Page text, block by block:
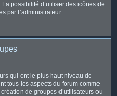
possibilité d’utiliser des icônes de
par l’administrateur.
qui ont le plus haut niveau de
tous les aspects du forum comme
de groupes d’utilisateurs ou